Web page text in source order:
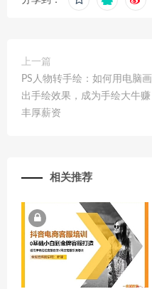
上一篇
PS人物转手绘：如何用电脑画
出手绘效果，成为手绘大牛赚
丰厚薪资
相关推荐